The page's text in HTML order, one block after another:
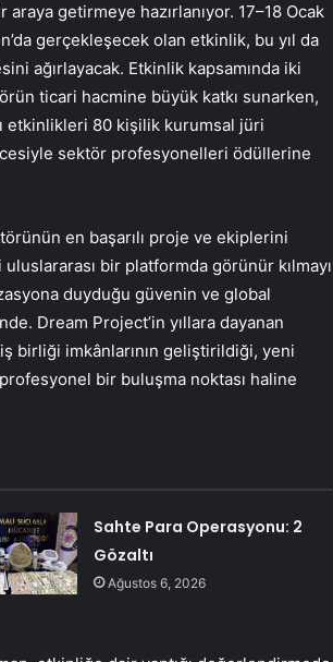
getirmeye hazırlanıyor. 17–18 Ocak
gerçekleşecek olan etkinlik, bu yıl da
ağırlayacak. Etkinlik kapsamında iki
ticari hacmine büyük katkı sunarken,
etkinlikleri 80 kişilik kurumsal jüri
sektör profesyonelleri ödüllerine
en başarılı proje ve ekiplerini
bir platformda görünür kılmayı
duyduğu güvenin ve global
Dream Project’in yıllara dayanan
birliği imkânlarının geliştirildiği, yeni
bir buluşma noktası haline
Sahte Para Operasyonu: 2
Gözaltı
Ağustos 6, 2026